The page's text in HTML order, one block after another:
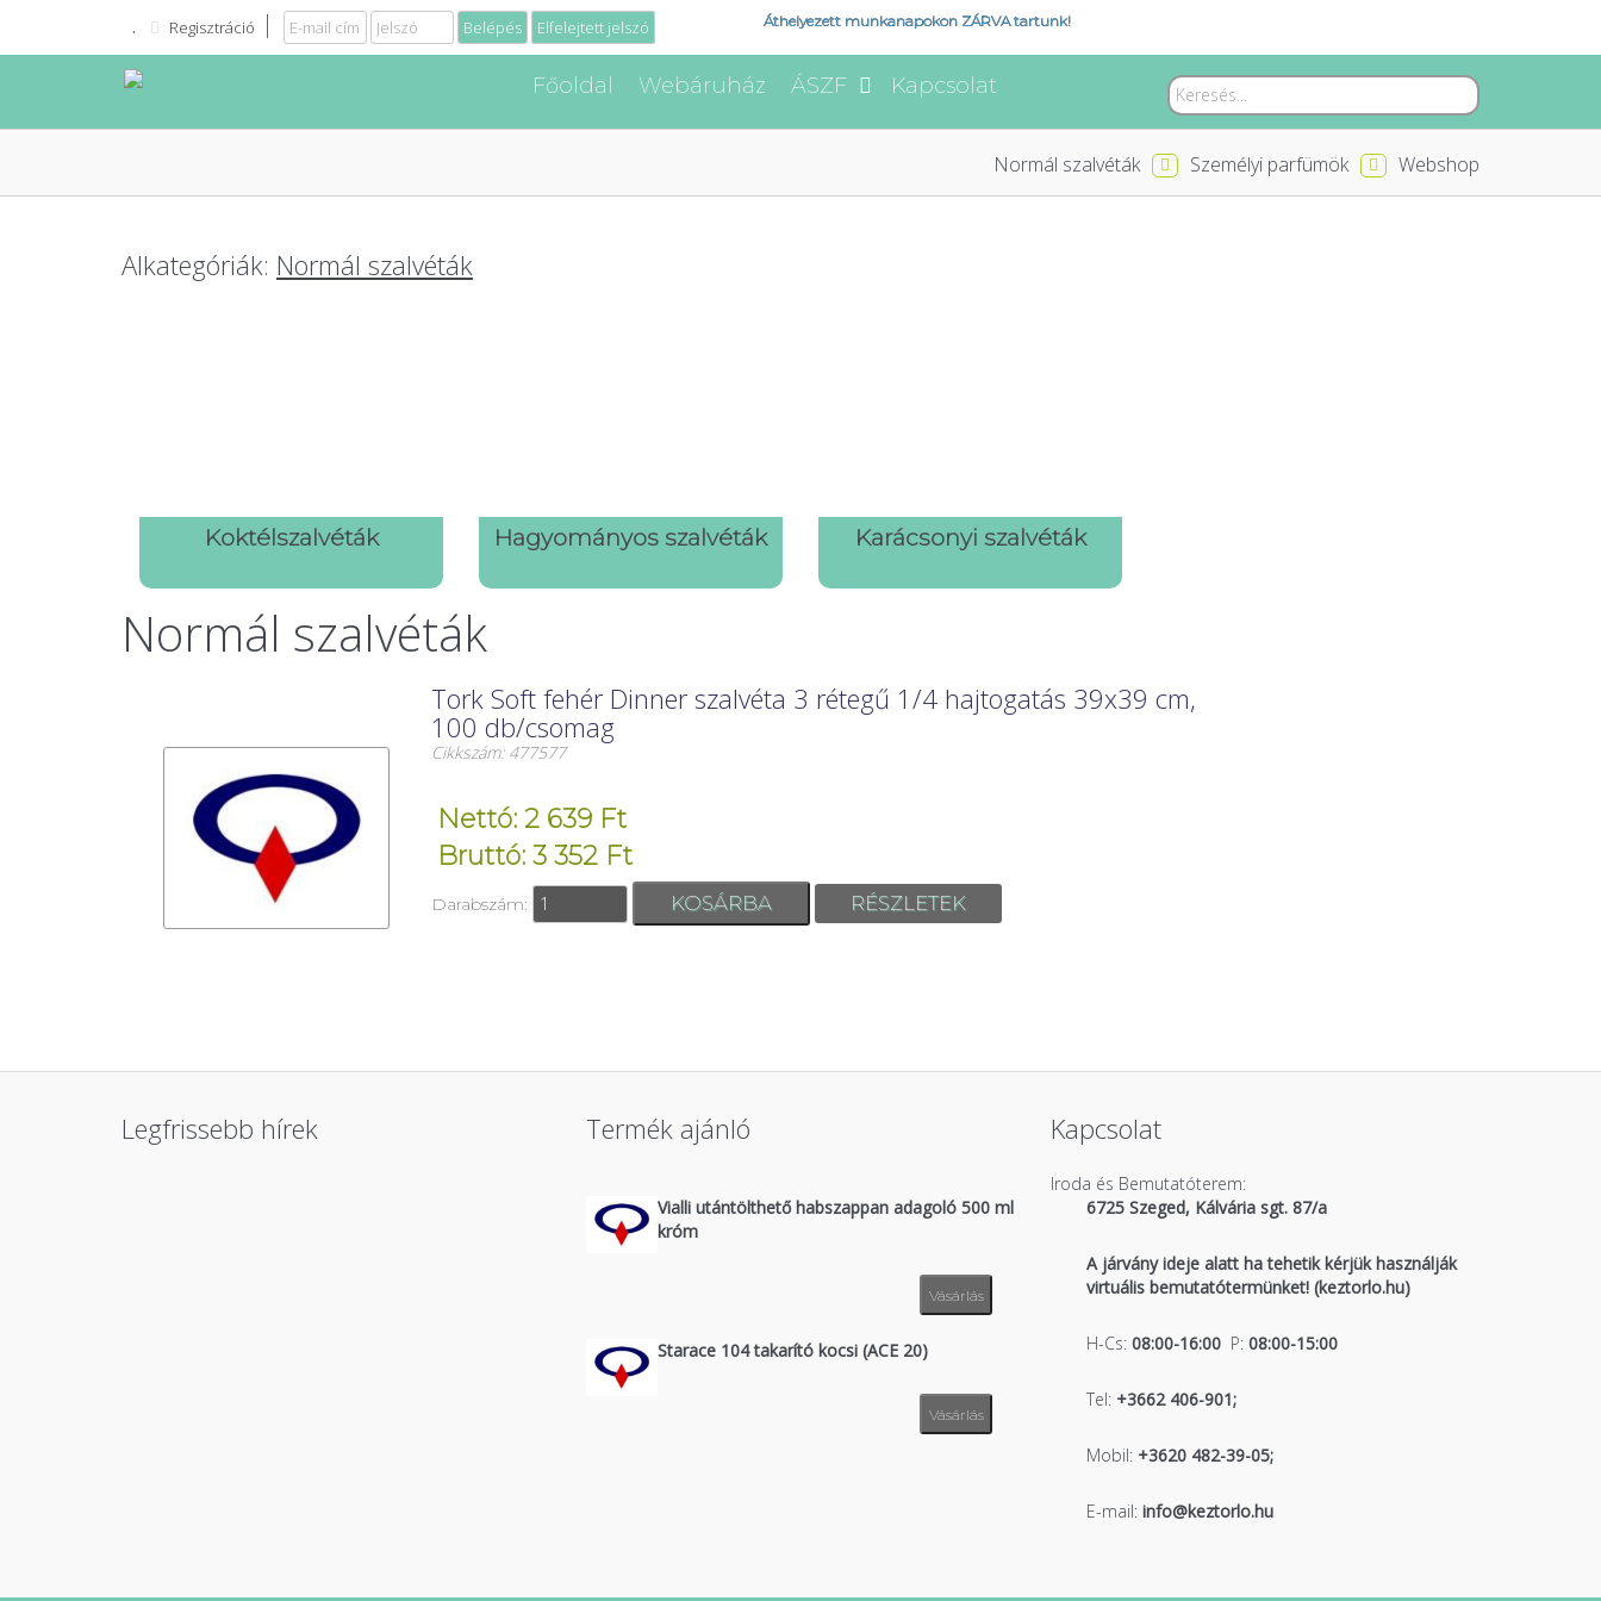
Regisztráció Elfelejtett jelszó Áthelyezett munkanapokon ZÁRVA tartunk!
Főoldal Webáruház ÁSZF Kapcsolat
Webshop
Személyi parfümök
Normál szalvéták
Alkategóriák: Normál szalvéták
Koktélszalvéták Hagyományos szalvéták Karácsonyi szalvéták
Normál szalvéták
Tork Soft fehér Dinner szalvéta 3 rétegű 1/4 hajtogatás 39x39 cm,
100 db/csomag
Cikkszám: 477577
Nettó: 2 639 Ft
Bruttó: 3 352 Ft
Darabszám: RÉSZLETEK
Legfrissebb hírek Termék ajánló
Vialli utántölthető habszappan adagoló 500 ml
króm
Vásárlás
Starace 104 takarító kocsi (ACE 20)
Vásárlás
Kapcsolat
Iroda és Bemutatóterem:
6725 Szeged, Kálvária sgt. 87/a
A járvány ideje alatt ha tehetik kérjük használják
virtuális bemutatótermünket! (keztorlo.hu)
H-Cs: 08:00-16:00 P: 08:00-15:00
Tel: +3662 406-901;
Mobil: +3620 482-39-05;
E-mail: info@keztorlo.hu